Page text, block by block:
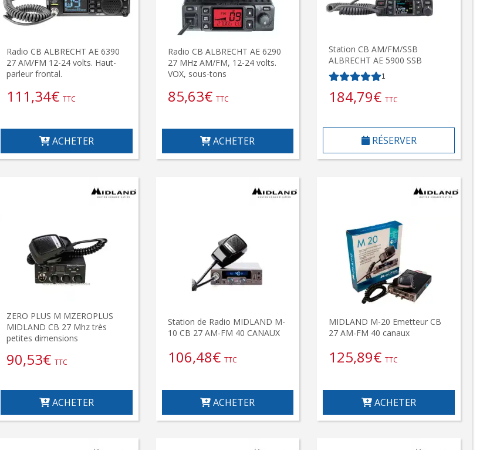
Radio CB ALBRECHT AE 6390
27 AM/FM 12-24 volts. Haut-
parleur frontal.
111,34€ TTC
ACHETER
Radio CB ALBRECHT AE 6290
27 MHz AM/FM, 12-24 volts.
VOX, sous-tons
85,63€ TTC
ACHETER
Station CB AM/FM/SSB
ALBRECHT AE 5900 SSB
1
184,79€ TTC
RÉSERVER
ZERO PLUS M MZEROPLUS
MIDLAND CB 27 Mhz très
petites dimensions
90,53€ TTC
ACHETER
Station de Radio MIDLAND M-
10 CB 27 AM-FM 40 CANAUX
106,48€ TTC
ACHETER
MIDLAND M-20 Emetteur CB
27 AM-FM 40 canaux
125,89€ TTC
ACHETER